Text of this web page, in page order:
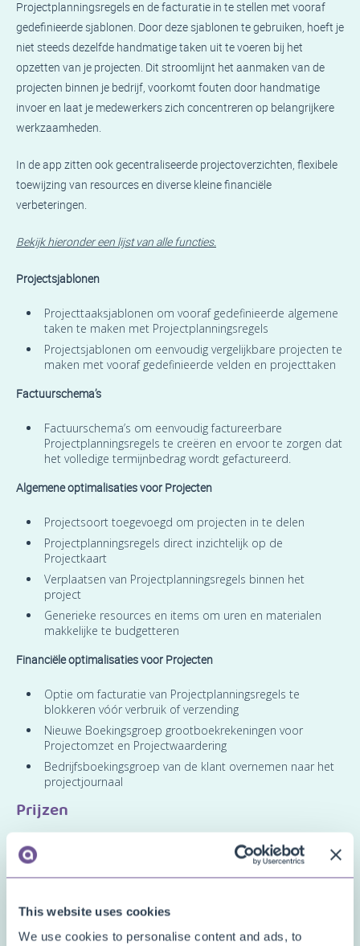
This website uses cookies
We use cookies to personalise content and ads, to
Projectplanningsregels en de facturatie in te stellen met vooraf
gedefinieerde sjablonen. Door deze sjablonen te gebruiken, hoeft je
niet steeds dezelfde handmatige taken uit te voeren bij het
opzetten van je projecten. Dit stroomlijnt het aanmaken van de
projecten binnen je bedrijf, voorkomt fouten door handmatige
invoer en laat je medewerkers zich concentreren op belangrijkere
werkzaamheden.
In de app zitten ook gecentraliseerde projectoverzichten, flexibele
toewijzing van resources en diverse kleine financiële
verbeteringen.
Bekijk hieronder een lijst van alle functies.
Projectsjablonen
Projecttaaksjablonen om vooraf gedefinieerde algemene
taken te maken met Projectplanningsregels
Projectsjablonen om eenvoudig vergelijkbare projecten te
maken met vooraf gedefinieerde velden en projecttaken
Factuurschema’s
Factuurschema’s om eenvoudig factureerbare
Projectplanningsregels te creëren en ervoor te zorgen dat
het volledige termijnbedrag wordt gefactureerd.
Algemene optimalisaties voor Projecten
Projectsoort toegevoegd om projecten in te delen
Projectplanningsregels direct inzichtelijk op de
Projectkaart
Verplaatsen van Projectplanningsregels binnen het
project
Generieke resources en items om uren en materialen
makkelijke te budgetteren
Financiële optimalisaties voor Projecten
Optie om facturatie van Projectplanningsregels te
blokkeren vóór verbruik of verzending
Nieuwe Boekingsgroep grootboekrekeningen voor
Projectomzet en Projectwaardering
Bedrijfsboekingsgroep van de klant overnemen naar het
projectjournaal
Prijzen
door deze rechtstreeks te installeren vanuit Microsoft Marketplace
in een van je Business CentralSandbox-omgevingen.
Installeer de extensie gewoon rechtstreeksvanuit Microsoft